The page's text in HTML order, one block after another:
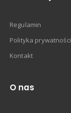
Regulamin
Polityka prywatności
Kontakt
O nas